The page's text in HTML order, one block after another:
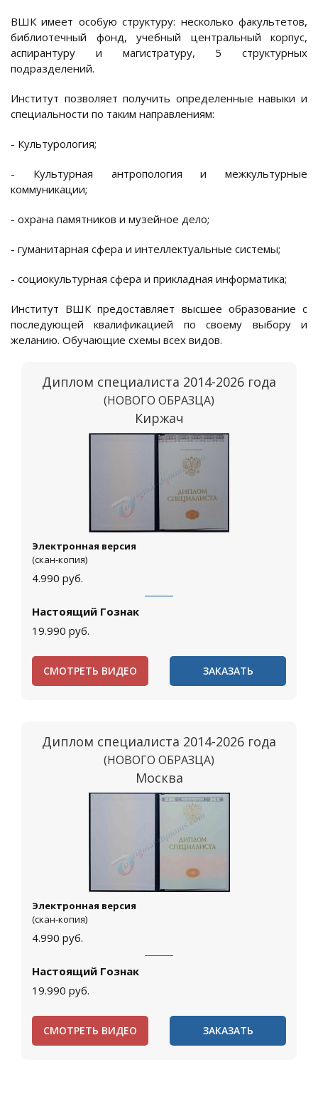
ВШК имеет особую структуру: несколько факультетов,
библиотечный фонд, учебный центральный корпус,
аспирантуру и магистратуру, 5 структурных
подразделений.
Институт позволяет получить определенные навыки и
специальности по таким направлениям:
- Культурология;
- Культурная антропология и межкультурные
коммуникации;
- охрана памятников и музейное дело;
- гуманитарная сфера и интеллектуальные системы;
- социокультурная сфера и прикладная информатика;
Институт ВШК предоставляет высшее образование с
последующей квалификацией по своему выбору и
желанию. Обучающие схемы всех видов.
Диплом специалиста 2014-2026 года
(НОВОГО ОБРАЗЦА)
Киржач
Электронная версия
(скан-копия)
4.990 руб.
Настоящий Гознак
19.990 руб.
СМОТРЕТЬ ВИДЕО ЗАКАЗАТЬ
Диплом специалиста 2014-2026 года
(НОВОГО ОБРАЗЦА)
Москва
Электронная версия
(скан-копия)
4.990 руб.
Настоящий Гознак
19.990 руб.
СМОТРЕТЬ ВИДЕО ЗАКАЗАТЬ